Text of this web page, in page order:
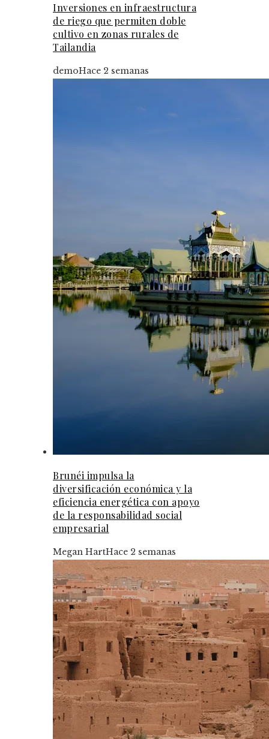
Inversiones en infraestructura
de riego que permiten doble
cultivo en zonas rurales de
Tailandia
demoHace 2 semanas
Brunéi impulsa la
diversificación económica y la
eficiencia energética con apoyo
de la responsabilidad social
empresarial
Megan HartHace 2 semanas